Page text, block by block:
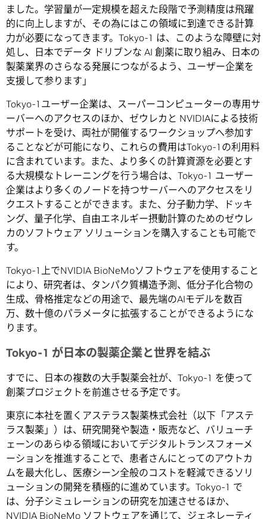
ました。学習量が一定規模を超えた段階で予測精度は飛躍
的に向上しますが、その為にはこの領域に到達できる計算
力が必要になってきます。Tokyo-1 は、このような障壁に対
処し、日本でデータ ドリブンな AI 創薬に取り組み、日本の
製薬業界のさらなる発展につながるよう、ユーザー企業を
支援して参ります」
Tokyo-1ユーザー企業は、スーパーコンピューターの専用サ
ーバーへのアクセスのほか、ゼウレカと NVIDIAによる技術
サポートを受け、両社が開催するワークショップへ参加す
ることなどが可能になり、これらの費用はTokyo-1の利用料
に含まれています。また、より多くの計算資源を必要とす
る大規模なトレーニングを行う場合は、Tokyo-1 ユーザー
企業はより多くのノードを持つサーバーへのアクセスをリ
クエストすることができます。また、分子動力学、ドッキ
ング、量子化学、自由エネルギー摂動計算のためのゼウレ
カのソフトウェア ソリューションを購入することも可能で
す。
Tokyo-1上でNVIDIA BioNeMoソフトウェアを使用すること
により、研究者は、タンパク質構造予測、低分子化合物の
生成、骨格推定などの用途で、最先端のAIモデルを数百
万、数十億のパラメータに拡張することができるようにな
ります。
Tokyo-1 が日本の製薬企業と世界を結ぶ
すでに、日本の複数の大手製薬会社が、Tokyo-1 を使って
創薬プロジェクトを前進させる予定です。
東京に本社を置くアステラス製薬株式会社（以下「アステ
ラス製薬」）は、研究開発や製造・販売など、バリューチ
ェーンのあらゆる領域においてデジタルトランスフォーメ
ーションを推進することで、患者さんにとってのアウトカ
ムを最大化し、医療シーン全般のコストを軽減できるソリ
ューションの開発を積極的に進めています。Tokyo-1 で
は、分子シミュレーションの研究を加速させるほか、
NVIDIA BioNeMo ソフトウェアを通じて、ジェネレーティ